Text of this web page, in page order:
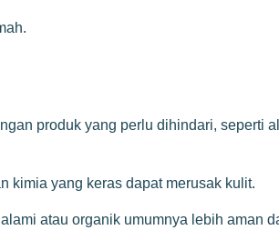
produk yang perlu dihindari, seperti
kimia yang keras dapat merusak kulit.
atau organik umumnya lebih aman